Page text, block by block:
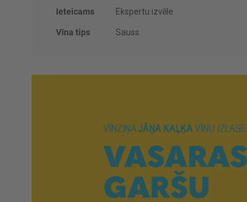
Ieteicams Ekspertu izvēle
Vīna tips Sauss